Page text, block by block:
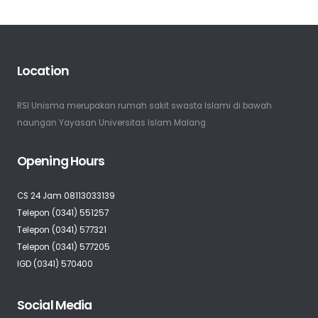
RSI Unisma merupakan rumah sakit swasta Islami di bawah
Opening Hours
CS 24 Jam 08113033139
Telepon (0341) 551257
Telepon (0341) 577321
Telepon (0341) 577205